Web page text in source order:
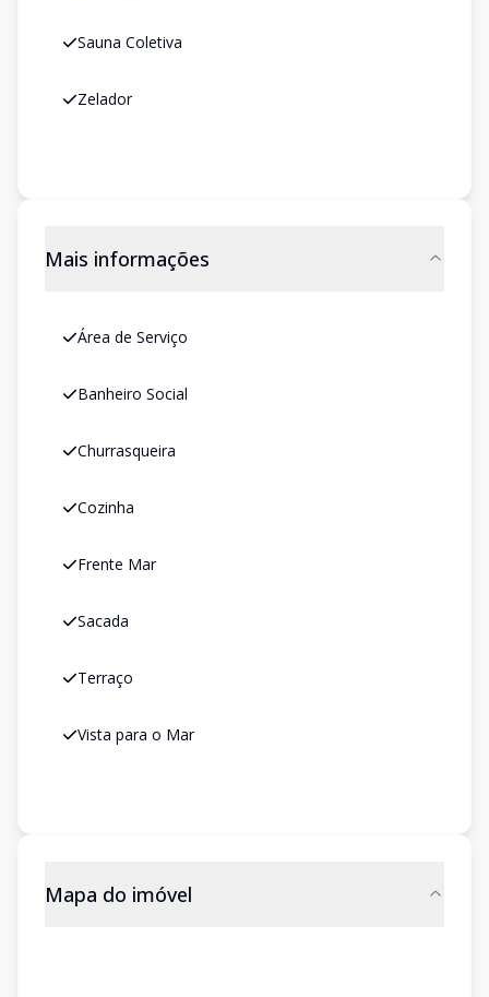
Sauna Coletiva
Zelador
Mais informações
Área de Serviço
Banheiro Social
Churrasqueira
Cozinha
Frente Mar
Sacada
Terraço
Vista para o Mar
Mapa do imóvel